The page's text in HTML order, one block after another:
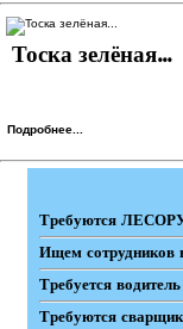
Тоска зелёная...
Подробнее...
Требуются
Ищем сотрудников
Требуется
Требуются